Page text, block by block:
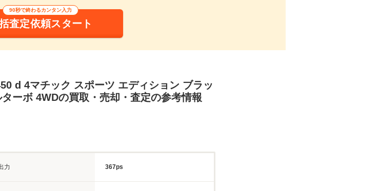
90秒で終わるカンタン入力
査定依頼スタート
d 4マチック スポーツ エディション ブラッ
ーボ 4WDの買取・売却・査定の参考情報
力 367ps